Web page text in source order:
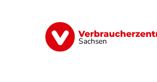
Sachsen
Vorsorge Verträge